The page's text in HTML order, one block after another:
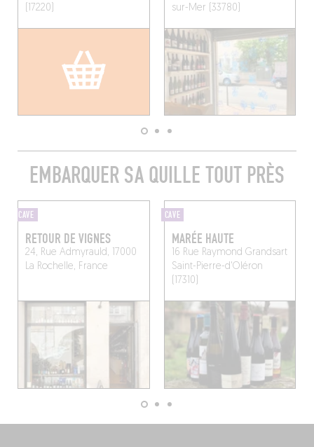
(17220)
sur-Mer (33780)
EMBARQUER SA QUILLE TOUT PRÈS
CAVE
RETOUR DE VIGNES
24, Rue Admyrauld, 17000
La Rochelle, France
CAVE
MARÉE HAUTE
16 Rue Raymond Grandsart
Saint-Pierre-d'Oléron
(17310)